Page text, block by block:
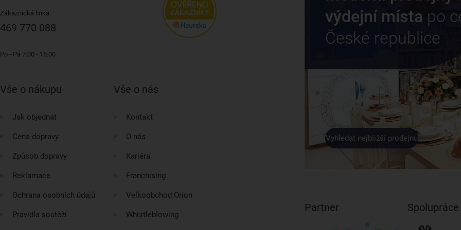
výdejní místa po
České republice
Vyhledat nejbližší prodejnu
Partner Spolupráce
Zákaznická linka:
469 770 088
Po - Pá 7:00 - 16:00
Vše o nákupu
Jak objednat
Cena dopravy
Způsob dopravy
Reklamace
Ochrana osobních údajů
Pravidla soutěží
Vše o nás
Kontakt
O nás
Kariéra
Franchising
Velkoobchod Orion
Whistleblowing